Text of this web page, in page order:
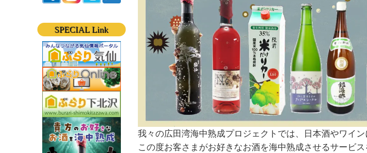
我々の広田湾海中熟成プロジェクトでは、日本酒やワイ
この度お客さまがお好きなお酒を海中熟成させるサービス
SPECIAL Link